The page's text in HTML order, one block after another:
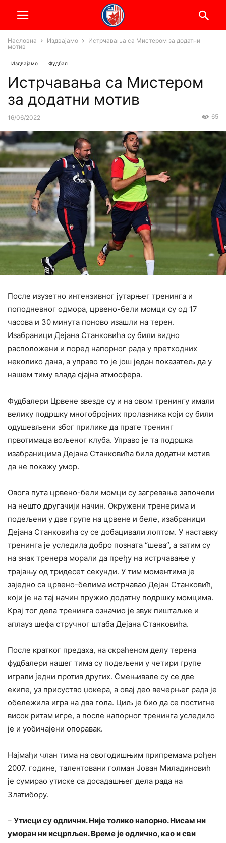
Насловна Издвајамо
Истрчавања са Мистером за додатни
мотив
Издвајамо Фудбал
Истрчавања са Мистером
за додатни мотив
16/06/2022 65
После изузетно интензивног јутарњег тренинга и
поподневног одмора, црвено-бели момци су од 17
часова и 30 минута поново изашли на терен.
Изабраници Дејана Станковића су били видно
расположени и поред напорног рада у претходних
неколико дана, а управо то је још један показатељ да у
нашем тиму влада сјајна атмосфера.
Фудбалери Црвене звезде су и на овом тренингу имали
велику подршку многобројних пролазника који су били
одушевљени због прилике да прате тренинг
првотимаца вољеног клуба. Управо је та подршка
изабраницима Дејана Станковића била додатни мотив
да не покажу умор.
Овога пута црвено-бели момци су загревање започели
на нешто другачији начин. Окружени тренерима и
подељени у две групе на црвене и беле, изабраници
Дејана Станковића су се добацивали лоптом. У наставку
тренинга је уследила добро позната “шева”, а затим су
на знак тренера морали да пређу на истрчавање у
трајању од тридесет секунди. У тим моментима је
заједно са црвено-белима истрчавао Дејан Станковић,
који је на тај начин пружио додатну подршку момцима.
Крај тог дела тренинга означио је звук пиштаљке и
аплауз шефа стручног штаба Дејана Станковића.
После кратког предаха, на скраћеном делу терена
фудбалери нашег тима су подељени у четири групе
играли једни против других. Смењивале су се две
екипе, уз присуство џокера, а овај део вечерњег рада је
обележила игра на два гола. Циљ је био да се постигне
висок ритам игре, а после напорног тренинга уследило
је и уобичајени опоравак.
Најмађи члан тима на овогодишњим припремама рођен
2007. године, талентовани голман Јован Миладиновић
је сумирао утиске са досадашњег дела рада на
Златибору.
– Утисци су одлични. Није толико напорно. Нисам ни
уморан ни исцрпљен. Време је одлично, као и сви